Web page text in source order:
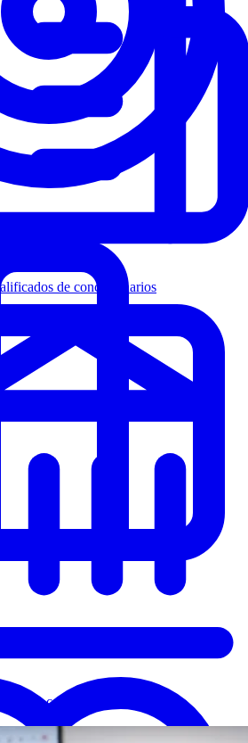
de concesionarios
calificados